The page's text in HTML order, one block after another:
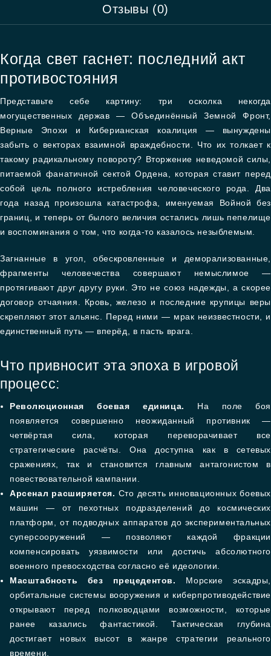
Отзывы (0)
Когда свет гаснет: последний акт
противостояния
Представьте себе картину: три осколка некогда
могущественных держав — Объединённый Земной Фронт,
Верные Эпохи и Киберианская коалиция — вынуждены
забыть о векторах взаимной враждебности. Что их толкает к
такому радикальному повороту? Вторжение неведомой силы,
питаемой фанатичной сектой Ордена, которая ставит перед
собой цель полного истребления человеческого рода. Два
года назад произошла катастрофа, именуемая Войной без
границ, и теперь от былого величия остались лишь пепелище
и воспоминания о том, что когда-то казалось незыблемым.
Загнанные в угол, обескровленные и деморализованные,
фрагменты человечества совершают немыслимое —
протягивают друг другу руки. Это не союз надежды, а скорее
договор отчаяния. Кровь, железо и последние крупицы веры
скрепляют этот альянс. Перед ними — мрак неизвестности, и
единственный путь — вперёд, в пасть врага.
Что привносит эта эпоха в игровой
процесс:
Революционная боевая единица.
На поле боя
появляется совершенно неожиданный противник —
четвёртая сила, которая переворачивает все
стратегические расчёты. Она доступна как в сетевых
сражениях, так и становится главным антагонистом в
повествовательной кампании.
Арсенал расширяется. Сто десять инновационных боевых
машин — от пехотных подразделений до космических
платформ, от подводных аппаратов до экспериментальных
суперсооружений — позволяют каждой фракции
компенсировать уязвимости или достичь абсолютного
военного превосходства согласно её идеологии.
Масштабность без прецедентов.
Морские эскадры,
орбитальные системы вооружения и киберпротиводействие
открывают перед полководцами возможности, которые
ранее казались фантастикой. Тактическая глубина
достигает новых высот в жанре стратегии реального
времени.